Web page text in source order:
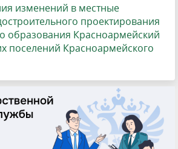
изменений в местные
проектирования
образования Красноармейский
поселений Красноармейского